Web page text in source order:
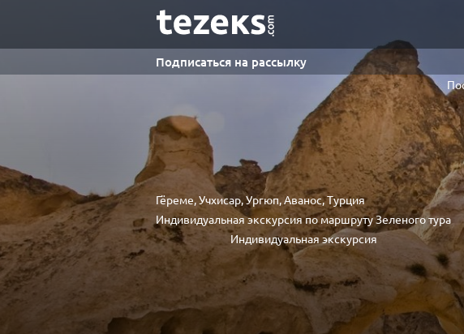
Подписаться на рассылку
Гёреме, Учхисар, Ургюп, Аванос, Турция
Индивидуальная экскурсия по маршруту Зеленого тура
Индивидуальная экскурсия